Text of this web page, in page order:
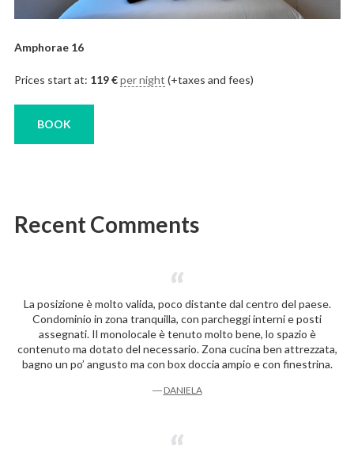
Amphorae 16
Prices start at: 119€ per night (+taxes and fees)
BOOK
Recent Comments
La posizione è molto valida, poco distante dal centro del paese.
Condominio in zona tranquilla, con parcheggi interni e posti
assegnati. Il monolocale è tenuto molto bene, lo spazio è
contenuto ma dotato del necessario. Zona cucina ben attrezzata,
bagno un po’ angusto ma con box doccia ampio e con finestrina.
― DANIELA